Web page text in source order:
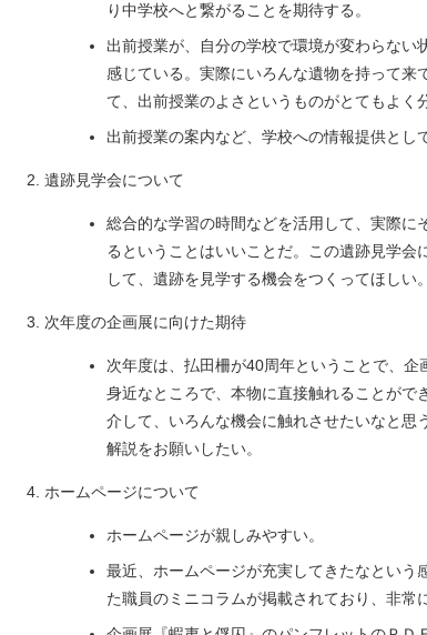
り中学校へと繋がることを期待する。
出前授業が、自分の学校で環境が変わらない
感じている。実際にいろんな遺物を持って来
て、出前授業のよさというものがとてもよく
出前授業の案内など、学校への情報提供とし
遺跡見学会について
総合的な学習の時間などを活用して、実際に
るということはいいことだ。この遺跡見学
して、遺跡を見学する機会をつくってほしい。
次年度の企画展に向けた期待
次年度は、払田柵が40周年ということで、企
身近なところで、本物に直接触れることがで
介して、いろんな機会に触れさせたいなと思
解説をお願いしたい。
ホームページについて
ホームページが親しみやすい。
最近、ホームページが充実してきたなという
た職員のミニコラムが掲載されており、非常